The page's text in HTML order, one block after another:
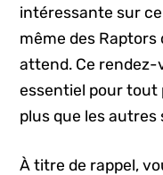
intéressante sur
même des Raptors
attend. Ce rendez-
essentiel pour tout
plus que les autres
À titre de rappel,